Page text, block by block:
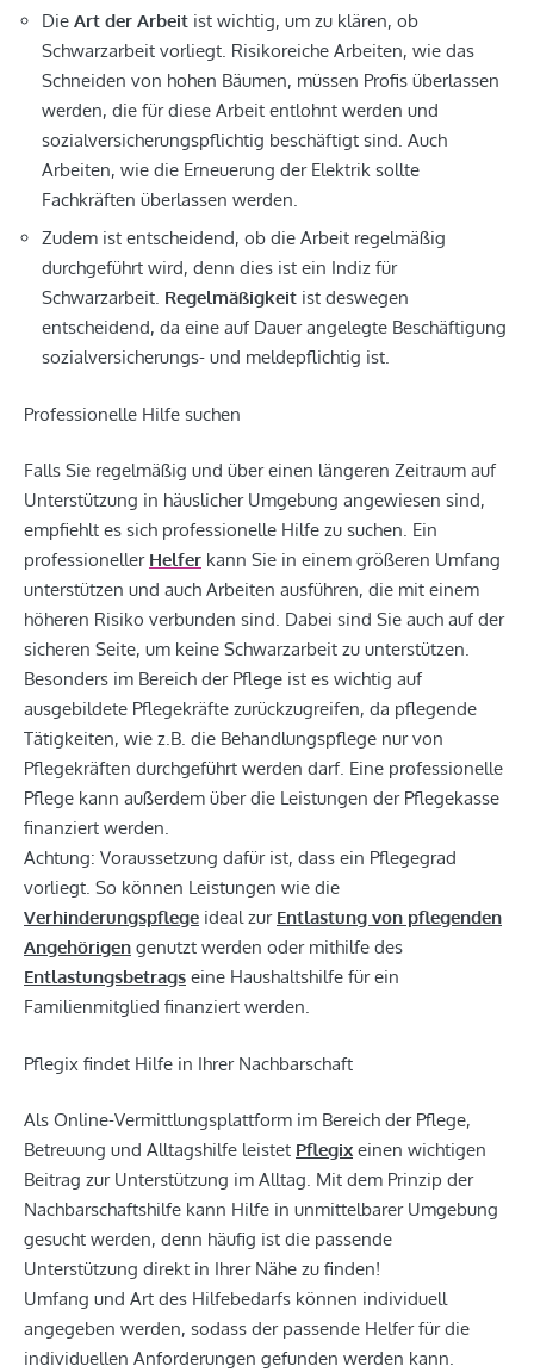
Die Art der Arbeit ist wichtig, um zu klären, ob
Schwarzarbeit vorliegt. Risikoreiche Arbeiten, wie das
Schneiden von hohen Bäumen, müssen Profis überlassen
werden, die für diese Arbeit entlohnt werden und
sozialversicherungspflichtig beschäftigt sind. Auch
Arbeiten, wie die Erneuerung der Elektrik sollte
Fachkräften überlassen werden.
Zudem ist entscheidend, ob die Arbeit regelmäßig
durchgeführt wird, denn dies ist ein Indiz für
Schwarzarbeit. Regelmäßigkeit ist deswegen
entscheidend, da eine auf Dauer angelegte Beschäftigung
sozialversicherungs- und meldepflichtig ist.
Professionelle Hilfe suchen
Falls Sie regelmäßig und über einen längeren Zeitraum auf
Unterstützung in häuslicher Umgebung angewiesen sind,
empfiehlt es sich professionelle Hilfe zu suchen. Ein
professioneller Helfer kann Sie in einem größeren Umfang
unterstützen und auch Arbeiten ausführen, die mit einem
höheren Risiko verbunden sind. Dabei sind Sie auch auf der
sicheren Seite, um keine Schwarzarbeit zu unterstützen.
Besonders im Bereich der Pflege ist es wichtig auf
ausgebildete Pflegekräfte zurückzugreifen, da pflegende
Tätigkeiten, wie z.B. die Behandlungspflege nur von
Pflegekräften durchgeführt werden darf. Eine professionelle
Pflege kann außerdem über die Leistungen der Pflegekasse
finanziert werden.
Achtung: Voraussetzung dafür ist, dass ein Pflegegrad
vorliegt. So können Leistungen wie die
Verhinderungspflege ideal zur Entlastung von pflegenden
Angehörigen genutzt werden oder mithilfe des
Entlastungsbetrags eine Haushaltshilfe für ein
Familienmitglied finanziert werden.
Pflegix findet Hilfe in Ihrer Nachbarschaft
Als Online-Vermittlungsplattform im Bereich der Pflege,
Betreuung und Alltagshilfe leistet Pflegix einen wichtigen
Beitrag zur Unterstützung im Alltag. Mit dem Prinzip der
Nachbarschaftshilfe kann Hilfe in unmittelbarer Umgebung
gesucht werden, denn häufig ist die passende
Unterstützung direkt in Ihrer Nähe zu finden!
Umfang und Art des Hilfebedarfs können individuell
angegeben werden, sodass der passende Helfer für die
individuellen Anforderungen gefunden werden kann.